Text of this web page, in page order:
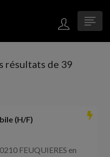
résultats de 39
(H/F)
FEUQUIERES en